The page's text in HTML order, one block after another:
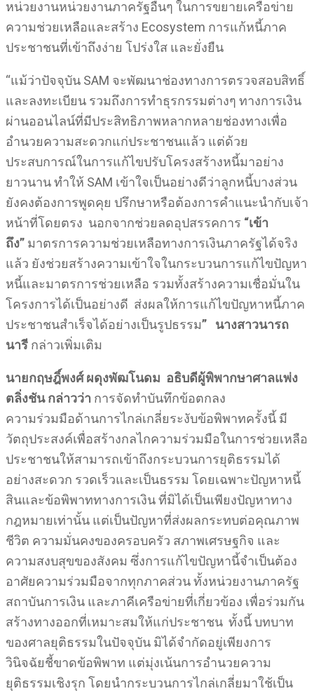
หน่วยงานหน่วยงานภาครัฐอื่นๆ ในการขยายเครือข่าย
ความช่วยเหลือและสร้าง Ecosystem การแก้หนี้ภาค
ประชาชนที่เข้าถึงง่าย โปร่งใส และยั่งยืน
“แม้ว่าปัจจุบัน SAM จะพัฒนาช่องทางการตรวจสอบสิทธิ์
และลงทะเบียน รวมถึงการทำธุรกรรมต่างๆ ทางการเงิน
ผ่านออนไลน์ที่มีประสิทธิภาพหลากหลายช่องทางเพื่อ
อำนวยความสะดวกแก่ประชาชนแล้ว แต่ด้วย
ประสบการณ์ในการแก้ไขปรับโครงสร้างหนี้มาอย่าง
ยาวนาน ทำให้ SAM เข้าใจเป็นอย่างดีว่าลูกหนี้บางส่วน
ยังคงต้องการพูดคุย ปรึกษาหรือต้องการคำแนะนำกับเจ้า
หน้าที่โดยตรง นอกจากช่วยลดอุปสรรคการ “เข้า
ถึง” มาตรการความช่วยเหลือทางการเงินภาครัฐได้จริง
แล้ว ยังช่วยสร้างความเข้าใจในกระบวนการแก้ไขปัญหา
หนี้และมาตรการช่วยเหลือ รวมทั้งสร้างความเชื่อมั่นใน
โครงการได้เป็นอย่างดี ส่งผลให้การแก้ไขปัญหาหนี้ภาค
ประชาชนสำเร็จได้อย่างเป็นรูปธรรม” นางสาวนารถ
นารี กล่าวเพิ่มเติม
นายกฤษฎิ์พงศ์ผดุงพัฒโนดม อธิบดีผู้พิพากษาศาลแพ่ง
ตลิ่งชัน กล่าวว่า การจัดทำบันทึกข้อตกลง
ความร่วมมือด้านการไกล่เกลี่ยระงับข้อพิพาทครั้งนี้ มี
วัตถุประสงค์เพื่อสร้างกลไกความร่วมมือในการช่วยเหลือ
ประชาชนให้สามารถเข้าถึงกระบวนการยุติธรรมได้
อย่างสะดวก รวดเร็วและเป็นธรรม โดยเฉพาะปัญหาหนี้
สินและข้อพิพาททางการเงิน ที่มิได้เป็นเพียงปัญหาทาง
กฎหมายเท่านั้น แต่เป็นปัญหาที่ส่งผลกระทบต่อคุณภาพ
ชีวิต ความมั่นคงของครอบครัว สภาพเศรษฐกิจ และ
ความสงบสุขของสังคม ซึ่งการแก้ไขปัญหานี้จำเป็นต้อง
อาศัยความร่วมมือจากทุกภาคส่วน ทั้งหน่วยงานภาครัฐ
สถาบันการเงิน และภาคีเครือข่ายที่เกี่ยวข้อง เพื่อร่วมกัน
สร้างทางออกที่เหมาะสมให้แก่ประชาชน ทั้งนี้ บทบาท
ของศาลยุติธรรมในปัจจุบัน มิได้จำกัดอยู่เพียงการ
วินิจฉัยชี้ขาดข้อพิพาท แต่มุ่งเน้นการอำนวยความ
ยุติธรรมเชิงรุก โดยนำกระบวนการไกล่เกลี่ยมาใช้เป็น